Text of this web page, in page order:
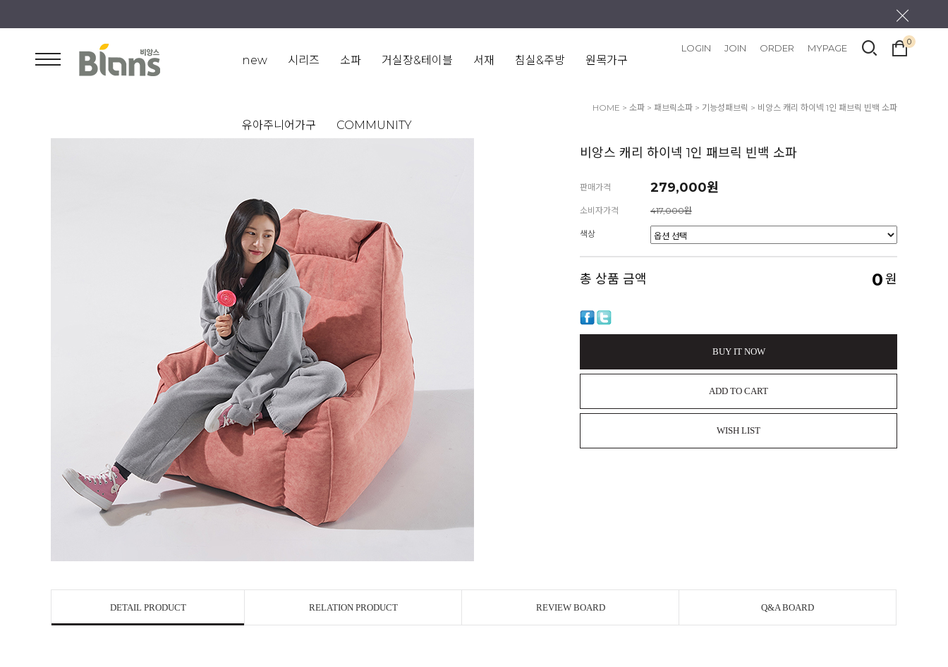
new 시리즈 소파 거실장&테이블 서재 침실&주방 원목가구
유아주니어가구 COMMUNITY
LOGIN JOIN ORDER MYPAGE
0
HOME > 소파 > 패브릭소파 > 기능성패브릭 > 비앙스 캐리 하이넥 1인 패브릭 빈백 소파
비앙스 캐리 하이넥 1인 패브릭 빈백 소파
판매가격 279,000원
소비자가격 417,000원
색상
총 상품 금액 0원
BUY IT NOW
ADD TO CART
WISH LIST
DETAIL PRODUCT RELATION PRODUCT REVIEW BOARD Q&A BOARD